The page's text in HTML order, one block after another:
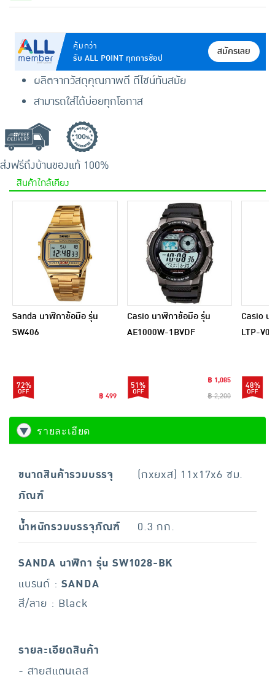
คุ้มกว่า
รับ ALL POINT ทุกการช้อป
สมัครเลย
ผลิตจากวัสดุคุณภาพดี ดีไซน์ทันสมัย
สามารถใส่ได้บ่อยทุกโอกาส
ส่งฟรีถึงบ้านของแท้ 100%
สินค้าใกล้เคียง
Sanda นาฬิกาข้อมือ รุ่น
SW406
72%
฿ 499
Casio นาฬิกาข้อมือ รุ่น
AE1000W-1BVDF
51%
฿ 1,085
฿ 2,200
Casio
LTP-
48%
รายละเอียด
ขนาดสินค้ารวมบรรจุ
ภัณฑ์
(กxยxส) 11x17x6 ซม.
น้ำหนักรวมบรรจุภัณฑ์ 0.3 กก.
SANDA นาฬิกา รุ่น SW1028-BK
แบรนด์ :SANDA
สี/ลาย : Black
รายละเอียดสินค้า
- สายสแตนเลส